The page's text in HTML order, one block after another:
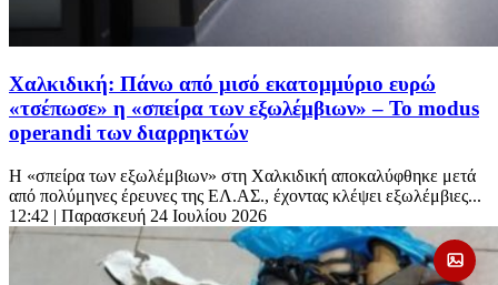
Χαλκιδική: Πάνω από μισό εκατομμύριο ευρώ
«τσέπωσε» η «σπείρα των εξωλέμβιων» – Το modus
operandi των διαρρηκτών
Η «σπείρα των εξωλέμβιων» στη Χαλκιδική αποκαλύφθηκε μετά
από πολύμηνες έρευνες της ΕΛ.ΑΣ., έχοντας κλέψει εξωλέμβιες...
12:42 | Παρασκευή 24 Ιουλίου 2026